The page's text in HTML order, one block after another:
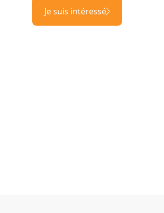
Je suis intéressé